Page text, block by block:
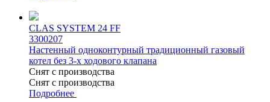
CLAS SYSTEM 24 FF
3300207
Настенный одноконтурный традиционный газовый
котел без 3-х ходового клапана
Снят с производства
Снят с производства
Подробнее